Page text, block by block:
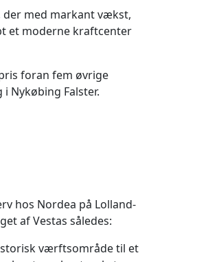
der med markant vækst,
et moderne kraftcenter
foran fem øvrige
Nykøbing Falster.
hos Nordea på Lolland-
af Vestas således:
værftsområde til et